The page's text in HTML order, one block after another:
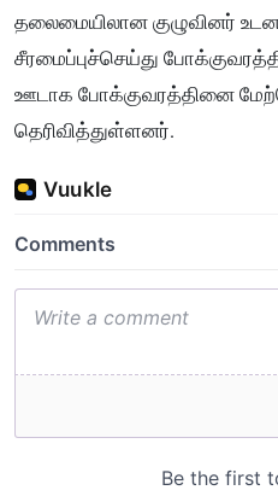
தலைமையிலான குழுவினர்
சீரமைப்புச்செய்து
ஊடாக போக்குவரத்தினை
தெரிவித்துள்ளனர்.